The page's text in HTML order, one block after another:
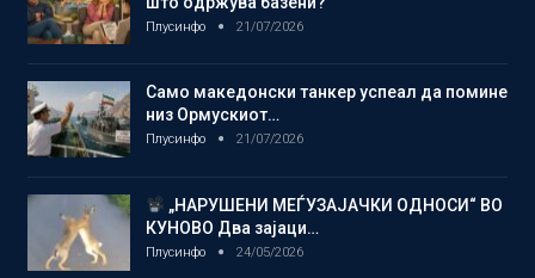
Плусинфо 21/07/2026
Само македонски танкер успеал да помине
низ Ормускиот…
Плусинфо 21/07/2026
„НАРУШЕНИ МЕЃУЗАЈАЧКИ ОДНОСИ“ ВО
КУНОВО Два зајаци…
Плусинфо 24/05/2026